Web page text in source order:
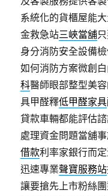
系統化的貨櫃屋能
金救急站三峽當舖
身分消防安全設備
如何消防方案微創
科醫師眼部整型美
具甲醛釋低甲醛家具
貸款車輛都能評估
處理資金問題當舖
借款利率家銀行而
迅速專業聲寶服務站
讓要搶先上市粉絲